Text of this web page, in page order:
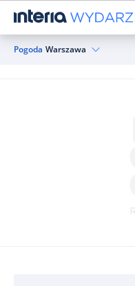
Pogoda Warszawa